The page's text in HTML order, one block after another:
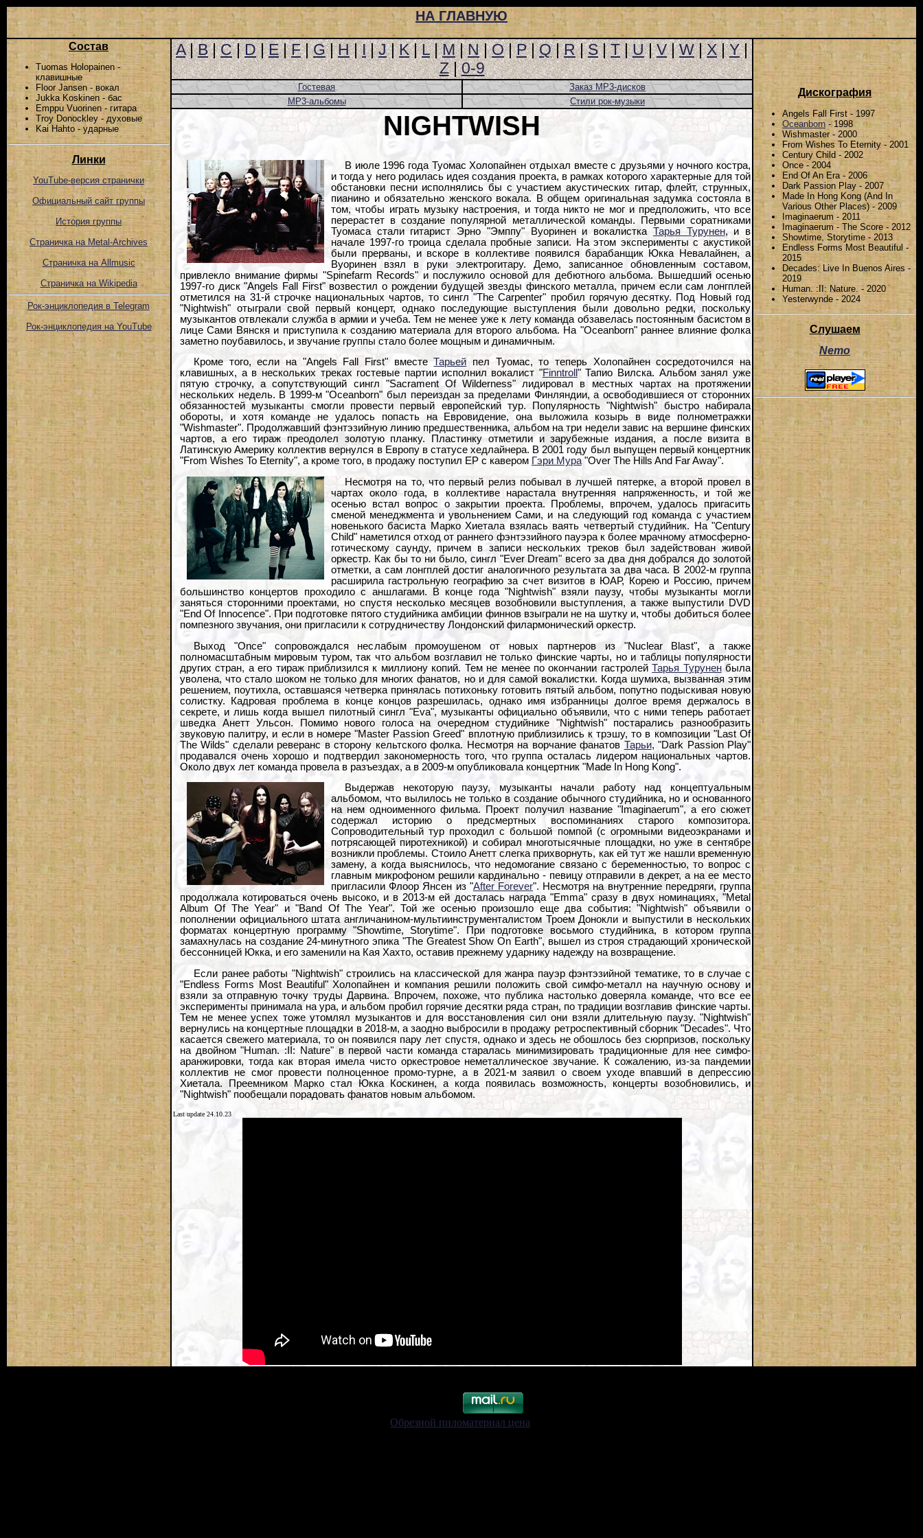
НА ГЛАВНУЮ
Состав
Tuomas Holopainen -
клавишные
Floor Jansen - вокал
Jukka Koskinen - бас
Emppu Vuorinen - гитара
Troy Donockley - духовые
Kai Hahto - ударные
Линки
YouTube-версия странички
Официальный сайт группы
История группы
Страничка на Metal-Archives
Страничка на Allmusic
Страничка на Wikipedia
Рок-энциклопедия в Telegram
Рок-энциклопедия на YouTube
A|B|C|D|E|F|G|H|I|J|K|L|M|N|O|P|Q|R|S|T|U|V|W|X|Y|
Z|0-9
Дискография
Angels Fall First - 1997
Oceanborn - 1998
Wishmaster - 2000
From Wishes To Eternity - 2001
Century Child - 2002
Once - 2004
End Of An Era - 2006
Dark Passion Play - 2007
Made In Hong Kong (And In
Various Other Places) - 2009
Imaginaerum - 2011
Imaginaerum - The Score - 2012
Showtime, Storytime - 2013
Endless Forms Most Beautiful -
2015
Decades: Live In Buenos Aires -
2019
Human. :II: Nature. - 2020
Yesterwynde - 2024
Слушаем
Nemo
Гостевая
Заказ MP3-дисков
MP3-альбомы
Стили рок-музыки
NIGHTWISH
В июле 1996 года Туомас Холопайнен отдыхал вместе с друзьями у ночного костра,
и тогда у него родилась идея создания проекта, в рамках которого характерные для той
обстановки песни исполнялись бы с участием акустических гитар, флейт, струнных,
пианино и обязательно женского вокала. В общем оригинальная задумка состояла в
том, чтобы играть музыку настроения, и тогда никто не мог и предположить, что все
перерастет в создание популярной металлической команды. Первыми соратниками
Туомаса стали гитарист Эрно "Эмппу" Вуоринен и вокалистка Тарья Турунен, и в
начале 1997-го троица сделала пробные записи. На этом эксперименты с акустикой
были прерваны, и вскоре в коллективе появился барабанщик Юкка Невалайнен, а
Вуоринен взял в руки электрогитару. Демо, записанное обновленным составом,
привлекло внимание фирмы "Spinefarm Records" и послужило основой для дебютного альбома. Вышедший осенью
1997-го диск "Angels Fall First" возвестил о рождении будущей звезды финского металла, причем если сам лонгплей
отметился на 31-й строчке национальных чартов, то сингл "The Carpenter" пробил горячую десятку. Под Новый год
"Nightwish" отыграли свой первый концерт, однако последующие выступления были довольно редки, поскольку
музыкантов отвлекали служба в армии и учеба. Тем не менее уже к лету команда обзавелась постоянным басистом в
лице Сами Вянскя и приступила к созданию материала для второго альбома. На "Oceanborn" раннее влияние фолка
заметно поубавилось, и звучание группы стало более мощным и динамичным.
Кроме того, если на "Angels Fall First" вместеТарьей пел Туомас, то теперь Холопайнен сосредоточился на
клавишных, а в нескольких треках гостевые партии исполнил вокалист "Finntroll " Тапио Вилска. Альбом занял уже
пятую строчку, а сопутствующий сингл "Sacrament Of Wilderness" лидировал в местных чартах на протяжении
нескольких недель. В 1999-м "Oceanborn" был переиздан за пределами Финляндии, а освободившиеся от сторонних
обязанностей музыканты смогли провести первый европейский тур. Популярность "Nightwish" быстро набирала
обороты, и хотя команде не удалось попасть на Евровидение, она выложила козырь в виде полнометражки
"Wishmaster". Продолжавший фэнтэзийную линию предшественника, альбом на три недели завис на вершине финских
чартов, а его тираж преодолел золотую планку. Пластинку отметили и зарубежные издания, а после визита в
Латинскую Америку коллектив вернулся в Европу в статусе хедлайнера. В 2001 году был выпущен первый концертник
"From Wishes To Eternity", а кроме того, в продажу поступил EP с кавером Гэри Мура"Over The Hills And Far Away".
Несмотря на то, что первый релиз побывал в лучшей пятерке, а второй провел в
чартах около года, в коллективе нарастала внутренняя напряженность, и той же
осенью встал вопрос о закрытии проекта. Проблемы, впрочем, удалось пригасить
сменой менеджмента и увольнением Сами, и на следующий год команда с участием
новенького басиста Марко Хиетала взялась ваять четвертый студийник. На "Century
Child" наметился отход от раннего фэнтэзийного пауэра к более мрачному атмосферно-
готическому саунду, причем в записи нескольких треков был задействован живой
оркестр. Как бы то ни было, сингл "Ever Dream" всего за два дня добрался до золотой
отметки, а сам лонгплей достиг аналогичного результата за два часа. В 2002-м группа
расширила гастрольную географию за счет визитов в ЮАР, Корею и Россию, причем
большинство концертов проходило с аншлагами. В конце года "Nightwish" взяли паузу, чтобы музыканты могли
заняться сторонними проектами, но спустя несколько месяцев возобновили выступления, а также выпустили DVD
"End Of Innocence". При подготовке пятого студийника амбиции финнов взыграли не на шутку и, чтобы добиться более
помпезного звучания, они пригласили к сотрудничеству Лондонский филармонический оркестр.
Выход "Once" сопровождался неслабым промоушеном от новых партнеров из "Nuclear Blast", а также
полномасштабным мировым туром, так что альбом возглавил не только финские чарты, но и таблицы популярности
других стран, а его тираж приблизился к миллиону копий. Тем не менее по окончании гастролейТарья Туруненбыла
уволена, что стало шоком не только для многих фанатов, но и для самой вокалистки. Когда шумиха, вызванная этим
решением, поутихла, оставшаяся четверка принялась потихоньку готовить пятый альбом, попутно подыскивая новую
солистку. Кадровая проблема в конце концов разрешилась, однако имя избранницы долгое время держалось в
секрете, и лишь когда вышел пилотный сингл "Eva", музыканты официально объявили, что с ними теперь работает
шведка Анетт Ульсон. Помимо нового голоса на очередном студийнике "Nightwish" постарались разнообразить
звуковую палитру, и если в номере "Master Passion Greed" вплотную приблизились к трэшу, то в композиции "Last Of
The Wilds" сделали реверанс в сторону кельтского фолка. Несмотря на ворчание фанатов Тарьи, "Dark Passion Play"
продавался очень хорошо и подтвердил закономерность того, что группа осталась лидером национальных чартов.
Около двух лет команда провела в разъездах, а в 2009-м опубликовала концертник "Made In Hong Kong".
Выдержав некоторую паузу, музыканты начали работу над концептуальным
альбомом, что вылилось не только в создание обычного студийника, но и основанного
на нем одноименного фильма. Проект получил название "Imaginaerum", а его сюжет
содержал историю о предсмертных воспоминаниях старого композитора.
Сопроводительный тур проходил с большой помпой (с огромными видеоэкранами и
потрясающей пиротехникой) и собирал многотысячные площадки, но уже в сентябре
возникли проблемы. Стоило Анетт слегка прихворнуть, как ей тут же нашли временную
замену, а когда выяснилось, что недомогание связано с беременностью, то вопрос с
главным микрофоном решили кардинально - певицу отправили в декрет, а на ее место
пригласили Флоор Янсен из "After Forever". Несмотря на внутренние передряги, группа
продолжала котироваться очень высоко, и в 2013-м ей досталась награда "Emma" сразу в двух номинациях, "Metal
Album Of The Year" и "Band Of The Year". Той же осенью произошло еще два события: "Nightwish" объявили о
пополнении официального штата англичанином-мультиинструменталистом Троем Донокли и выпустили в нескольких
форматах концертную программу "Showtime, Storytime". При подготовке восьмого студийника, в котором группа
замахнулась на создание 24-минутного эпика "The Greatest Show On Earth", вышел из строя страдающий хронической
бессонницей Юкка, и его заменили на Кая Хахто, оставив прежнему ударнику надежду на возвращение.
Если ранее работы "Nightwish" строились на классической для жанра пауэр фэнтэзийной тематике, то в случае с
"Endless Forms Most Beautiful" Холопайнен и компания решили положить свой симфо-металл на научную основу и
взяли за отправную точку труды Дарвина. Впрочем, похоже, что публика настолько доверяла команде, что все ее
эксперименты принимала на ура, и альбом пробил горячие десятки ряда стран, по традиции возглавив финские чарты.
Тем не менее успех тоже утомлял музыкантов и для восстановления сил они взяли длительную паузу. "Nightwish"
вернулись на концертные площадки в 2018-м, а заодно выбросили в продажу ретроспективный сборник "Decades". Что
касается свежего материала, то он появился пару лет спустя, однако и здесь не обошлось без сюрпризов, поскольку
на двойном "Human. :II: Nature" в первой части команда старалась минимизировать традиционные для нее симфо-
аранжировки, тогда как вторая имела чисто оркестровое неметаллическое звучание. К сожалению, из-за пандемии
коллектив не смог провести полноценное промо-турне, а в 2021-м заявил о своем уходе впавший в депрессию
Хиетала. Преемником Марко стал Юкка Коскинен, а когда появилась возможность, концерты возобновились, и
"Nightwish" пообещали порадовать фанатов новым альбомом.
Last update 24.10.23
Обрезной пиломатериал цена